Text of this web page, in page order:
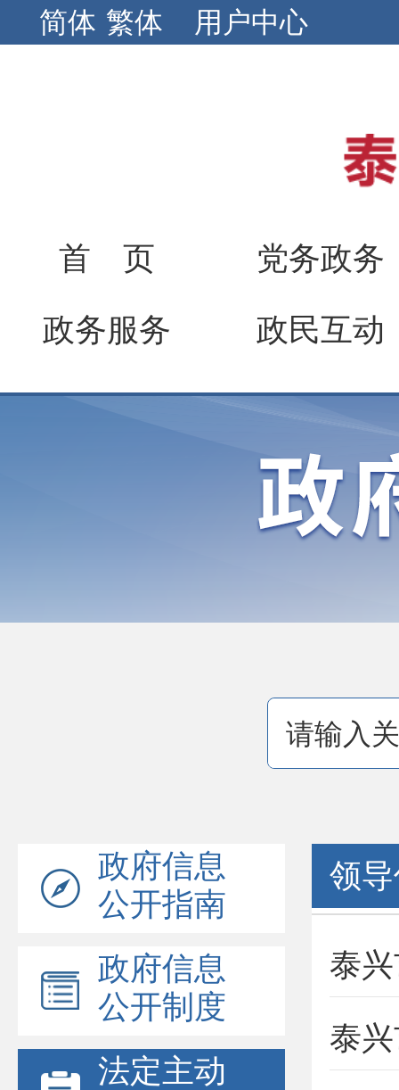
简体 繁体 用户中心
首 页
党务政务
政务服务
政民互动
政府信息
公开指南
政府信息
公开制度
法定主动
领